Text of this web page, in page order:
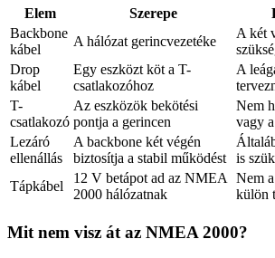
Elem Szerepe
Backbone
kábel
A hálózat gerincvezetéke
A két
Drop
kábel
Egy eszközt köt a T-
csatlakozóhoz
A
T-
csatlakozó
Az eszközök bekötési
pontja a gerincen
Nem
vagy
Lezáró
ellenállás
A backbone két végén
biztosítja a stabil működést
is
Tápkábel
12 V betápot ad az NMEA
2000 hálózatnak
Nem
külön
Mit nem visz át az NMEA 2000?